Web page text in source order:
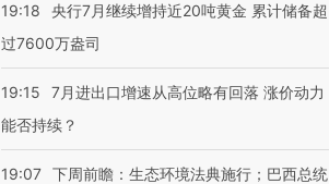
19:18
央行7月继续增持近20吨黄金 累计储备超
过7600万盎司
19:15
7月进出口增速从高位略有回落 涨价动力
能否持续？
19:07 下周前瞻：生态环境法典施行；巴西总统